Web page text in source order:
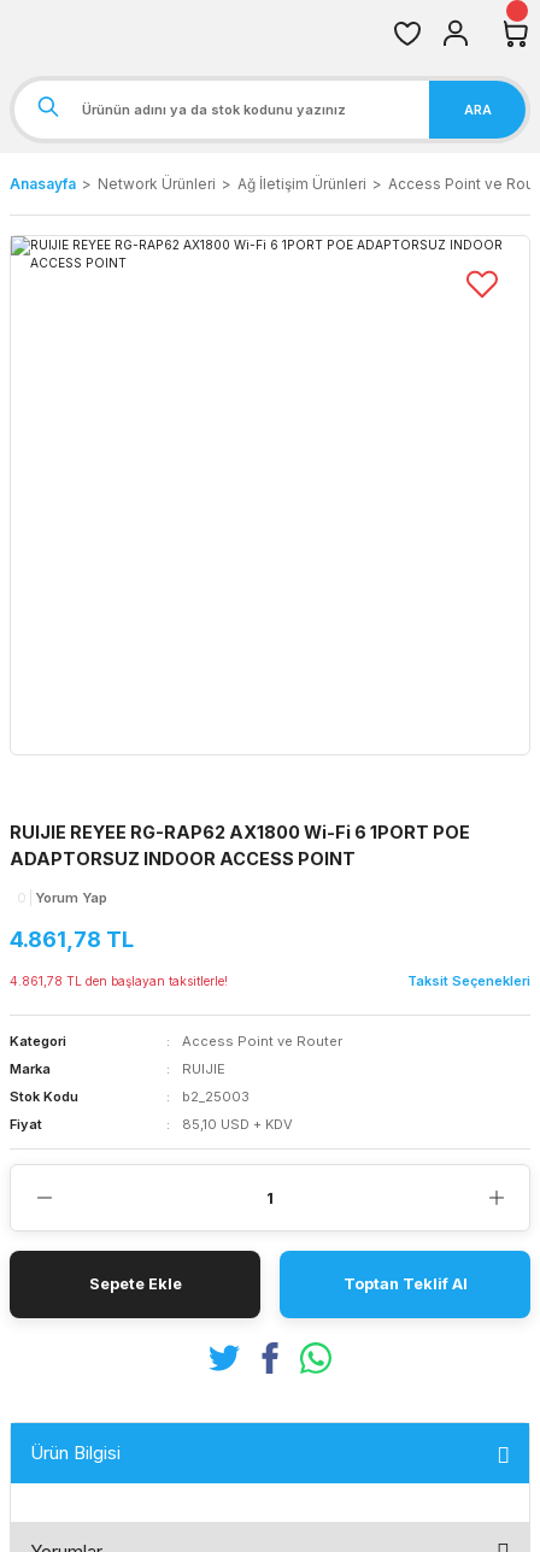
ARA
Anasayfa Network Ürünleri Ağ İletişim Ürünleri Access Point ve
RUIJIE REYEE RG-RAP62 AX1800 Wi-Fi 6 1PORT POE
ADAPTORSUZ INDOOR ACCESS POINT
0 Yorum Yap
4.861,78 TL
4.861,78 TL den başlayan taksitlerle! Taksit Seçenekleri
Kategori
Access Point ve Router
Marka
RUIJIE
Stok Kodu
b2_25003
Fiyat
85,10 USD + KDV
Sepete Ekle Toptan Teklif Al
Ürün Bilgisi